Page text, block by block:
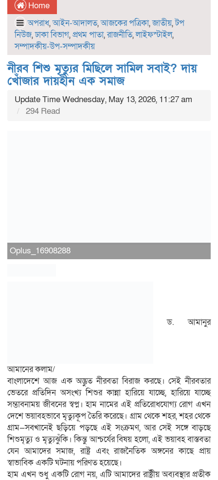
Home
অপরাধ,আইন-আদালত,আজকের পত্রিকা,জাতীয়,টপ
নিউজ,ঢাকা বিভাগ,প্রথম পাতা,রাজনীতি,লাইফস্টাইল,
সম্পাদকীয়-উপ-সম্পাদকীয়
নীরব শিশু মৃত্যুর মিছিলে সামিল সবাই? দায়
খোঁজার দায়হীন এক সমাজ
Update Time Wednesday, May 13, 2026, 11:27 am
294 Read
Oplus_16908288
ড. আমানুর
আমানের কলাম/
বাংলাদেশে আজ এক অদ্ভুত নীরবতা বিরাজ করছে। সেই নীরবতার
ভেতরে প্রতিদিন অসংখ্য শিশুর কান্না হারিয়ে যাচ্ছে, হারিয়ে যাচ্ছে
সম্ভাবনাময় জীবনের স্বপ্ন। হাম নামের এই প্রতিরোধযোগ্য রোগ এখন
দেশে ভয়াবহভাবে মৃত্যুকূপ তৈরি করেছে। গ্রাম থেকে শহর, শহর থেকে
গ্রাম—সবখানেই ছড়িয়ে পড়ছে এই সংক্রমণ, আর সেই সঙ্গে বাড়ছে
শিশুমৃত্যু ও মৃত্যুঝুঁকি। কিন্তু আশ্চর্যের বিষয় হলো, এই ভয়াবহ বাস্তবতা
যেন আমাদের সমাজ, রাষ্ট্র এবং রাজনৈতিক অঙ্গনের কাছে প্রায়
স্বাভাবিক একটি ঘটনায় পরিণত হয়েছে।
হাম এখন শুধু একটি রোগ নয়, এটি আমাদের রাষ্ট্রীয় অব্যবস্থার প্রতীক